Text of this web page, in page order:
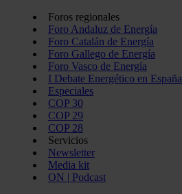
Foros regionales
Foro Andaluz de Energía
Foro Catalán de Energía
Foro Gallego de Energía
Foro Vasco de Energía
I Debate Energético en España
Especiales
COP 30
COP 29
COP 28
Servicios
Newsletter
Media kit
ON | Podcast